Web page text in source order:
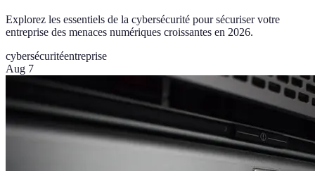
Explorez les essentiels de la cybersécurité pour sécuriser votre
entreprise des menaces numériques croissantes en 2026.
cybersécuritéentreprise
Aug 7